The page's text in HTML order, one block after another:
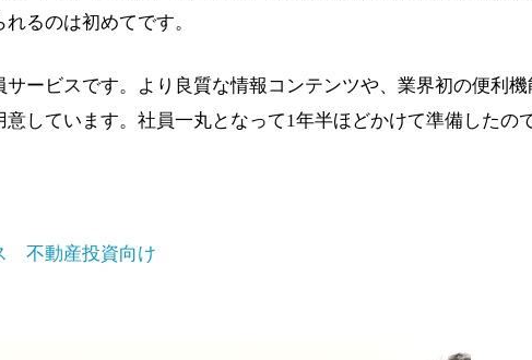
るのは初めてです。
サービスです。より良質な情報コンテンツや、業界初の便利
しています。社員一丸となって1年半ほどかけて準備したの
不動産投資向け